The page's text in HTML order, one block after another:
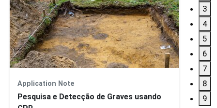
Application Note
Pesquisa e Detecção de Graves usando
3
4
5
6
7
8
9